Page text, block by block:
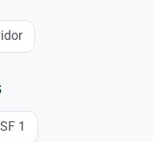
1